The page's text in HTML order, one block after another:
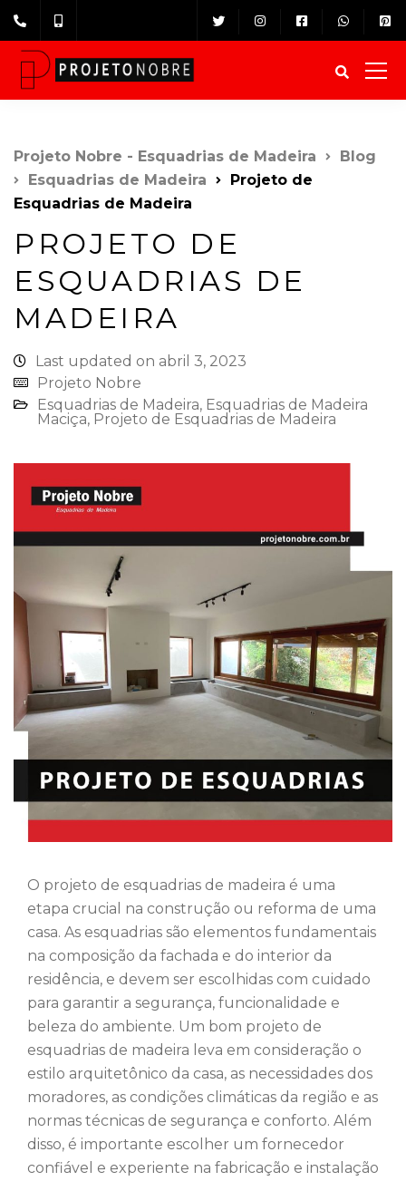
Projeto Nobre - Esquadrias de Madeira
Blog
Esquadrias de Madeira⁠
Projeto de
Esquadrias de Madeira
PROJETO DE
ESQUADRIAS DE
MADEIRA
Last updated on abril 3, 2023
Projeto Nobre
Esquadrias de Madeira⁠, Esquadrias de Madeira
Maciça, Projeto de Esquadrias de Madeira
O projeto de esquadrias de madeira é uma
etapa crucial na construção ou reforma de uma
casa. As esquadrias são elementos fundamentais
na composição da fachada e do interior da
residência, e devem ser escolhidas com cuidado
para garantir a segurança, funcionalidade e
beleza do ambiente. Um bom projeto de
esquadrias de madeira leva em consideração o
estilo arquitetônico da casa, as necessidades dos
moradores, as condições climáticas da região e as
normas técnicas de segurança e conforto. Além
disso, é importante escolher um fornecedor
confiável e experiente na fabricação e instalação